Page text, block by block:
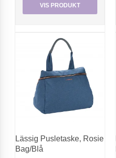
VIS PRODUKT
Lässig Pusletaske, Rosie
Bag/Blå